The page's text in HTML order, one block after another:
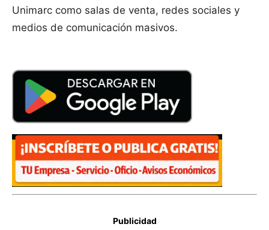
Unimarc como salas de venta, redes sociales y
medios de comunicación masivos.
Publicidad